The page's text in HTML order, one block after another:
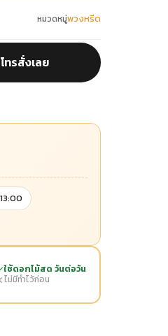
หมวดหมู่พวงหรีด
โทรสั่งเลย
ใช้ดอกไม้สด วันต่อวัน
ไม่มีทำไว้ก่อน